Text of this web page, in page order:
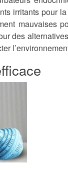
irritants pour
mauvaises
des